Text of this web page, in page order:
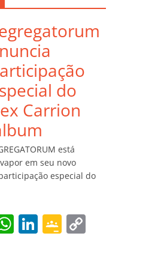
do
Carrion
está
em seu novo
especial do
W Li G